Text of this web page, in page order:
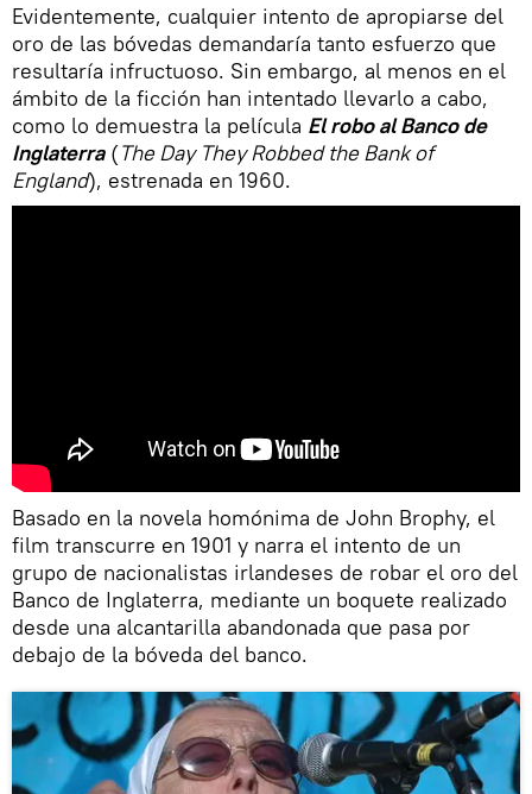
Evidentemente, cualquier intento de apropiarse del
oro de las bóvedas demandaría tanto esfuerzo que
resultaría infructuoso. Sin embargo, al menos en el
ámbito de la ficción han intentado llevarlo a cabo,
como lo demuestra la película El robo al Banco de
Inglaterra(The Day They Robbed the Bank of
England), estrenada en 1960.
Basado en la novela homónima de John Brophy, el
film transcurre en 1901 y narra el intento de un
grupo de nacionalistas irlandeses de robar el oro del
Banco de Inglaterra, mediante un boquete realizado
desde una alcantarilla abandonada que pasa por
debajo de la bóveda del banco.